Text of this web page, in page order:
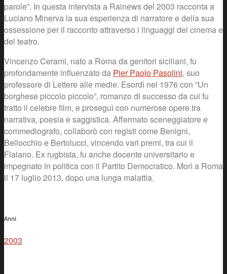
parole”. In questa intervista a Rainews del 2003 racconta a
Luciano Minerva la sua esperienza di narratore e della sua
ossessione per il racconto attraverso i linguaggi del cinema e
del teatro.
Vincenzo Cerami, nato a Roma da genitori siciliani, fu
profondamente influenzato da Pier Paolo Pasolini, suo
professore di Lettere alle medie. Esordì nel 1976 con “Un
borghese piccolo piccolo”, romanzo di successo da cui fu
tratto il celebre film, e proseguì con numerose opere tra
narrativa, poesia e saggistica. Affermato sceneggiatore e
commediografo, collaborò con registi come Benigni,
Bellocchio e Bertolucci, vincendo vari premi, tra cui il
Flaiano. Ex rugbista, fu anche docente universitario e
impegnato in politica con il Partito Democratico. Morì a Roma
il 17 luglio 2013, dopo una lunga malattia.
Anni
2003